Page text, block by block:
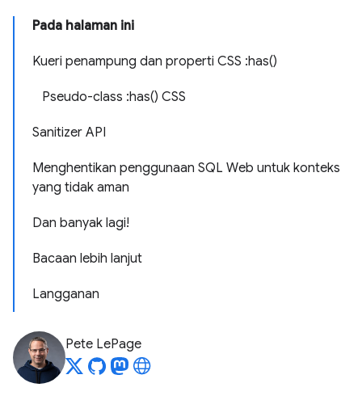
Pada halaman ini
Kueri penampung dan properti CSS :has()
Pseudo-class :has() CSS
Sanitizer API
Menghentikan penggunaan SQL Web untuk konteks
yang tidak aman
Dan banyak lagi!
Bacaan lebih lanjut
Langganan
Pete LePage